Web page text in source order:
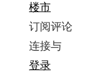
楼市
订阅评论
连接与
登录